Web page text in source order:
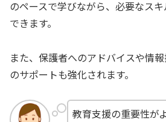
のペースで学びながら、必要なス
できます。
また、保護者へのアドバイスや情
のサポートも強化されます。
教育支援の重要性が